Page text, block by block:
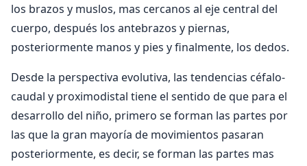
los brazos y muslos, mas cercanos al eje central del
cuerpo, después los antebrazos y piernas,
posteriormente manos y pies y finalmente, los dedos.
Desde la perspectiva evolutiva, las tendencias céfalo-
caudal y proximodistal tiene el sentido de que para el
desarrollo del niño, primero se forman las partes por
las que la gran mayoría de movimientos pasaran
posteriormente, es decir, se forman las partes mas